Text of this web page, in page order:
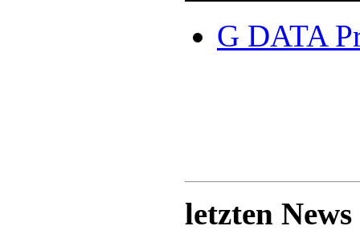
G DATA
letzten News